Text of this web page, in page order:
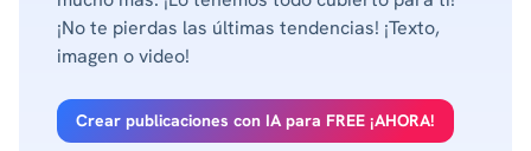
¡No te pierdas las últimas tendencias! ¡Texto,
imagen o video!
Crear publicaciones con IA para FREE ¡AHORA!